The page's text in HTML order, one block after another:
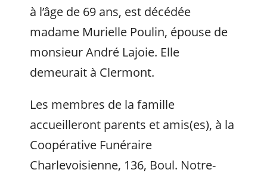
à l’âge de 69 ans, est décédée
madame Murielle Poulin, épouse de
monsieur André Lajoie. Elle
demeurait à Clermont.
Les membres de la famille
accueilleront parents et amis(es), à la
Coopérative Funéraire
Charlevoisienne, 136, Boul. Notre-